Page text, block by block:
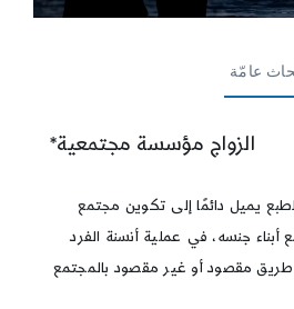
عامّة
الزواج مؤسسة مجتمعية*
يميل دائمًا إلى تكوين مجتمع
جنسه، في عملية أنسنة الفرد
مقصود أو غير مقصود بالمجتمع